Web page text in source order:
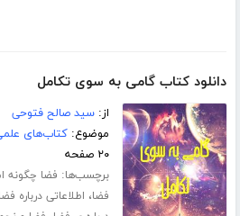
دانلود کتاب گامی به سوی تکامل
از:سید صالح فتوحی
موضوع:کتاب‌های
۲۰ صفحه
برچسب‌ها: فضا چگونه
فضا، اطلاعاتی درباره فضا